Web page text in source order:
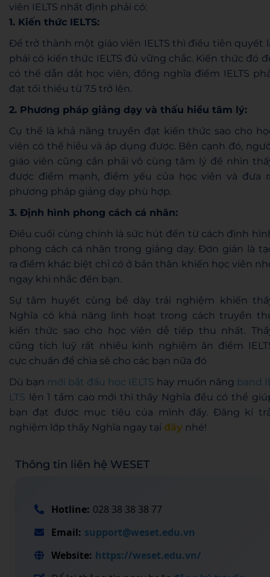
viên IELTS nhất định phải có:
1. Kiến thức IELTS:
Để trở thành một giáo viên IELTS thì điều tiên quyết
phải có kiến thức IELTS đủ vững chắc. Kiến thức đó
có thể dẫn dắt học viên, đồng nghĩa điểm IELTS
đạt tối thiểu từ 7.5 trở lên.
2. Phương pháp giảng dạy và thấu hiểu tâm lý:
Cụ thể là khả năng truyền đạt kiến thức sao cho
viên có thể hiểu và áp dụng được. Bên cạnh đó,
giáo viên cũng cần phải vô cùng tâm lý để nhìn
được điểm mạnh, điểm yếu của học viên và đưa
phương pháp giảng dạy phù hợp.
3. Định hình phong cách cá nhân:
Điều cuối cùng chính là sức hút đến từ cách định
phong cách cá nhân trong giảng dạy. Đơn giản là
ra điểm khác biệt chỉ có ở bản thân khiến học viên
ngay khi nhắc đến bạn.
Sự tâm huyết cùng bề dày trải nghiệm khiến
Nghĩa có khả năng linh hoạt trong cách truyền
kiến thức sao cho học viên dễ tiếp thu nhất.
cũng tích luỹ rất nhiều kinh nghiệm ăn điểm
cực chuẩn để chia sẻ cho các bạn nữa đó
Dù bạn mới bắt đầu học IELTS hay muốn nâng band
LTS lên 1 tầm cao mới thì thầy Nghĩa đều có thể
bạn đạt được mục tiêu của mình đấy. Đăng kí
nghiệm lớp thầy Nghĩa ngay tại đây nhé!
Thông tin liên hệ WESET
Hotline: 028 38 38 38 77
Email: support@weset.edu.vn
Website: https://weset.edu.vn/